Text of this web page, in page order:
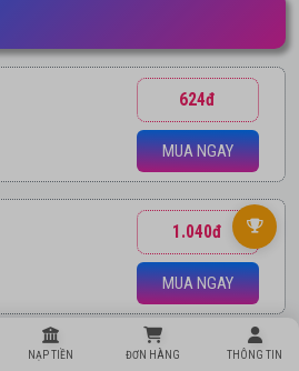
NẠP TIỀN ĐƠN HÀNG THÔNG TIN
624đ
MUA NGAY
1.040đ
MUA NGAY
1.040đ